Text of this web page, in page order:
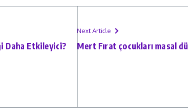
Daha Etkileyici?
Next Article
Mert Fırat çocukları masal